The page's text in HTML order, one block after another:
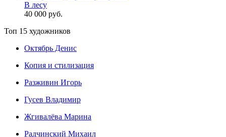
В лесу
40 000 руб.
Топ 15 художников
Октябрь Денис
Копия и стилизация
Разживин Игорь
Гусев Владимир
Жгивалёва Марина
Радчинский Михаил